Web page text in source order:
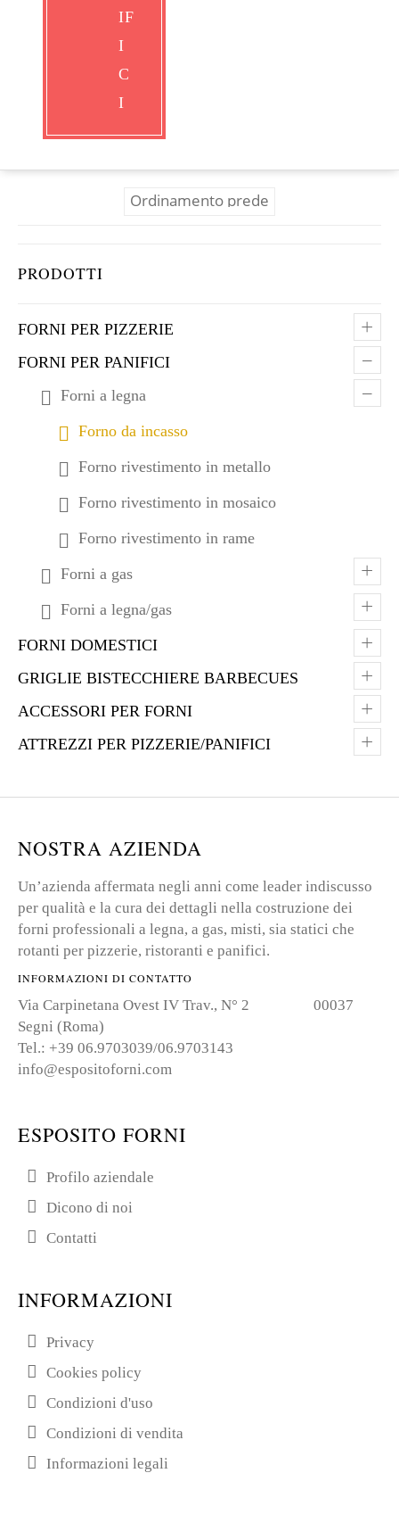
PRODOTTI
+
FORNI PER PIZZERIE
–
FORNI PER PANIFICI
–
Forni a legna
Forno da incasso
Forno rivestimento in metallo
Forno rivestimento in mosaico
Forno rivestimento in rame
+
Forni a gas
+
Forni a legna/gas
+
FORNI DOMESTICI
+
GRIGLIE BISTECCHIERE BARBECUES
+
ACCESSORI PER FORNI
+
ATTREZZI PER PIZZERIE/PANIFICI
per vedere tutti gli allestimenti
NOSTRA AZIENDA
Un’azienda affermata negli anni come leader indiscusso
per qualità e la cura dei dettagli nella costruzione dei
forni professionali a legna, a gas, misti, sia statici che
rotanti per pizzerie, ristoranti e panifici.
INFORMAZIONI DI CONTATTO
Via Carpinetana Ovest IV Trav., N° 2 00037
Segni (Roma)
Tel.: +39 06.9703039/06.9703143
info@espositoforni.com
ESPOSITO FORNI
Profilo aziendale
Dicono di noi
Contatti
INFORMAZIONI
Privacy
Cookies policy
Condizioni d'uso
Condizioni di vendita
Informazioni legali